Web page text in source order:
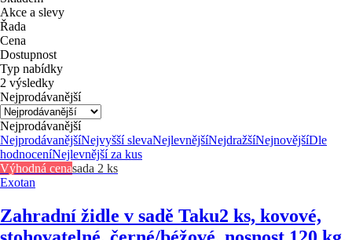
Akce a slevy
Řada
Cena
Dostupnost
Typ nabídky
2 výsledky
Nejprodávanější
Nejprodávanější
NejprodávanějšíNejvyšší slevaNejlevnějšíNejdražšíNejnovějšíDle
hodnoceníNejlevnější za kus
Výhodná cenasada 2 ks
Exotan
Zahradní židle v sadě Taku2 ks, kovové,